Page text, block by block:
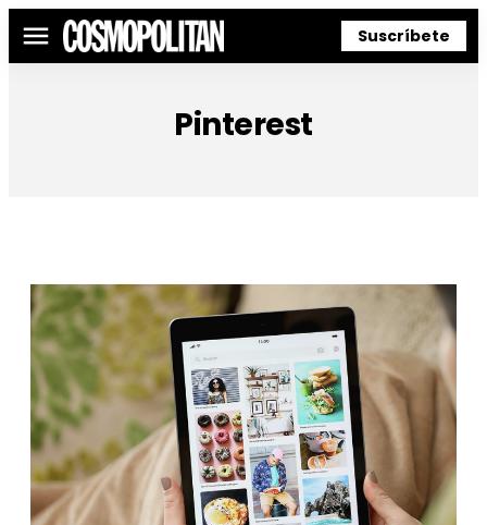
Menú Suscríbete
Pinterest